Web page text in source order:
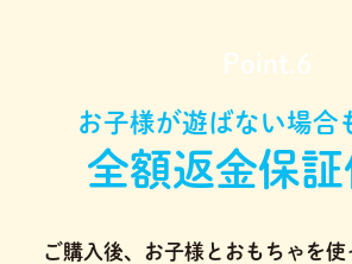
Point.6
お子様が遊ばない場合
全額返金保
ご購入後、お子様とおもちゃを